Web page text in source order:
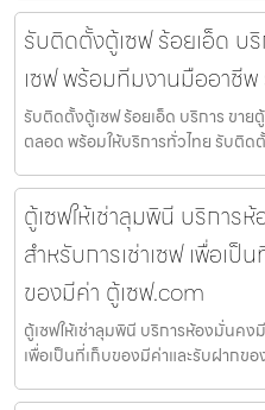
รับติดตั้งตู้เซฟ ร้อยเอ็ด บ
เซฟ พร้อมทีมงานมืออาชีพ
รับติดตั้งตู้เซฟ ร้อยเอ็ด บริการ ขา
ตลอด พร้อมให้บริการทั่วไทย รับติด
ตู้เซฟให้เช่าลุมพินี บริการ
สำหรับการเช่าเซฟ เพื่อเ
ของมีค่า ตู้เซฟ.com
ตู้เซฟให้เช่าลุมพินี บริการห้องมั่นคง
เพื่อเป็นที่เก็บของมีค่าและรับฝากขอ